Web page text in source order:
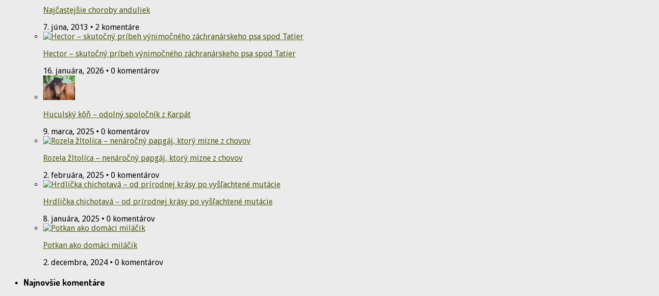
Najčastejšie choroby anduliek
7. júna, 2013 • 2 komentáre
Hector – skutočný príbeh výnimočného záchranárskeho psa spod Tatier
16. januára, 2026 • 0 komentárov
Huculský kôň – odolný spoločník z Karpát
9. marca, 2025 • 0 komentárov
Rozela žltolíca – nenáročný papgáj, ktorý mizne z chovov
2. februára, 2025 • 0 komentárov
Hrdlička chichotavá – od prírodnej krásy po vyšľachtené mutácie
8. januára, 2025 • 0 komentárov
Potkan ako domáci miláčik
2. decembra, 2024 • 0 komentárov
Najnovšie komentáre